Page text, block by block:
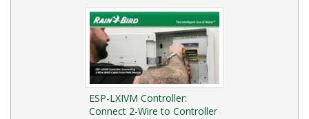
ESP-LXIVM Controller:
Connect 2-Wire to Controller